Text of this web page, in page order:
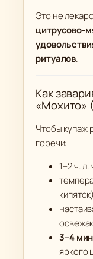
Это не
цитрусово-
ритуалов.
Как
Чтобы купаж
горечи:
1–2 ч.
3–4
яркого